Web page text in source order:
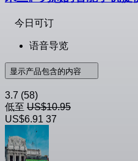
今日可订
语音导览
显示产品包含的内容
3.7 (58)
低至 US$10.95
US$6.91 37